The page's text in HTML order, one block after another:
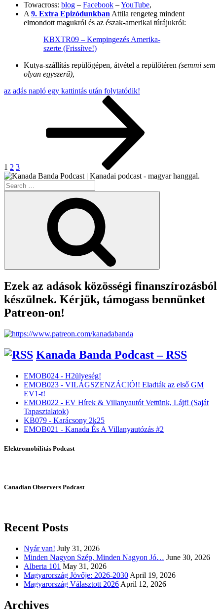
Towacross: blog – Facebook –YouTube,
A 9. Extra Epizódunkban Attila rengeteg mindent
elmondott magukról és az észak-amerikai túrájukról:
KBXTR09 – Kempingezés Amerika-
szerte (Frissítve!)
Kutya-szállítás repülőgépen, átvétel a repülőtéren (semmi sem
olyan egyszerű),
az adás napló egy kattintás után folytatódik!
1 2 3
Search
for:
Ezek az adások közösségi finanszírozásból
készülnek. Kérjük, támogass bennünket
Patreon-on!
Kanada Banda Podcast – RSS
EMOB024 - H2ülyeség!
EMOB023 - VILÁGSZENZÁCIÓ!! Eladták az első GM
EV1-t!
EMOB022 - EV Hírek & Villanyautót Vettünk, Lájf! (Saját
Tapasztalatok)
KB079 - Karácsony 2k25
EMOB021 - Kanada És A Villanyautózás #2
Elektromobilitás Podcast
Canadian Observers Podcast
Recent Posts
Nyár van! July 31, 2026
Minden Nagyon Szép, Minden Nagyon Jó… June 30, 2026
Alberta 101 May 31, 2026
Magyarország Jövője: 2026-2030 April 19, 2026
Magyarország Választott 2026 April 12, 2026
Archives